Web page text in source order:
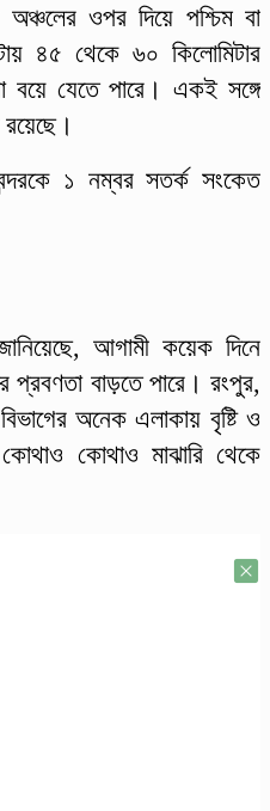
অঞ্চলের ওপর দিয়ে পশ্চিম বা
৪৫ থেকে ৬০ কিলোমিটার
বয়ে যেতে পারে। একই সঙ্গে
১ নম্বর সতর্ক সংকেত
আগামী কয়েক দিনে
প্রবণতা বাড়তে পারে। রংপুর,
অনেক এলাকায় বৃষ্টি ও
কোথাও মাঝারি থেকে